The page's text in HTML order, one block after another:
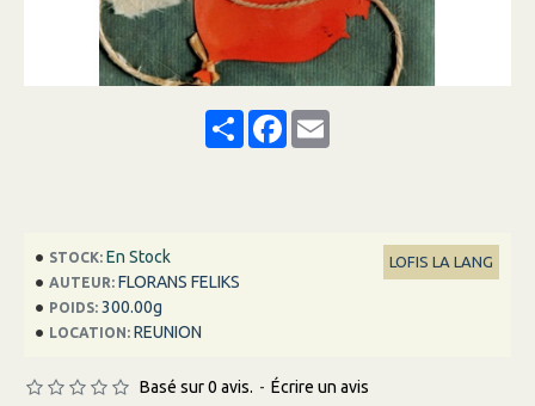
ShareFacebook
Email
STOCK: En Stock
AUTEUR: FLORANS FELIKS
POIDS: 300.00g
LOCATION: REUNION
LOFIS LA LANG
Basé sur 0 avis. - Écrire un avis